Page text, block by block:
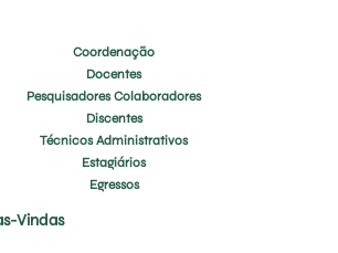
Coordenação
Docentes
Pesquisadores Colaboradores
Discentes
Técnicos Administrativos
Estagiários
Egressos
Vindas